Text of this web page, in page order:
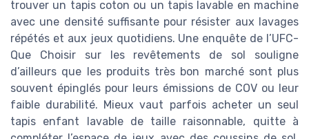
trouver un tapis coton ou un tapis lavable en machine
avec une densité suffisante pour résister aux lavages
répétés et aux jeux quotidiens. Une enquête de l’UFC-
Que Choisir sur les revêtements de sol souligne
d’ailleurs que les produits très bon marché sont plus
souvent épinglés pour leurs émissions de COV ou leur
faible durabilité. Mieux vaut parfois acheter un seul
tapis enfant lavable de taille raisonnable, quitte à